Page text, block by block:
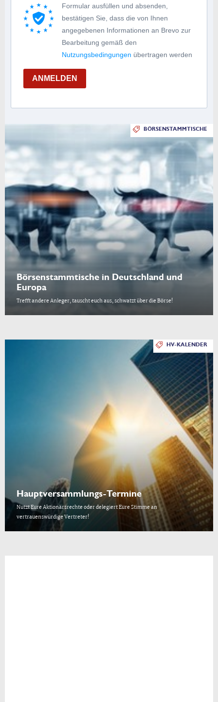
Formular ausfüllen und absenden,
bestätigen Sie, dass die von Ihnen
angegebenen Informationen an Brevo zur
Bearbeitung gemäß den
Nutzungsbedingungen übertragen werden
ANMELDEN
BÖRSENSTAMMTISCHE
Börsenstammtische in Deutschland und
Europa
Trefft andere Anleger, tauscht euch aus, schwatzt über die Börse!
HV-KALENDER
Hauptversammlungs-Termine
Nutzt Eure Aktionärsrechte oder delegiert Eure Stimme an
vertrauenswürdige Vertreter!